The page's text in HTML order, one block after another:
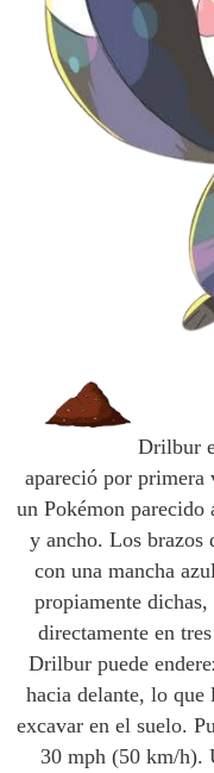
Drilbur
apareció por
un Pokémon parecido
y ancho. Los brazos
con una mancha
propiamente dichas,
directamente en
Drilbur puede
hacia delante, lo
excavar en el suelo.
30 mph (50 km/h).